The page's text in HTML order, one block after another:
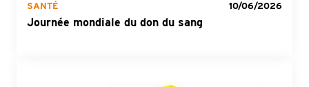
SANTÉ 10/06/2026
Journée mondiale du don du sang